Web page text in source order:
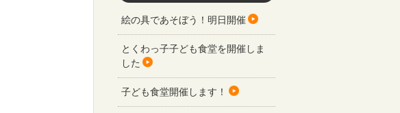
絵の具であそぼう！明日開催
とくわっ子子ども食堂を開催しま
した
子ども食堂開催します！